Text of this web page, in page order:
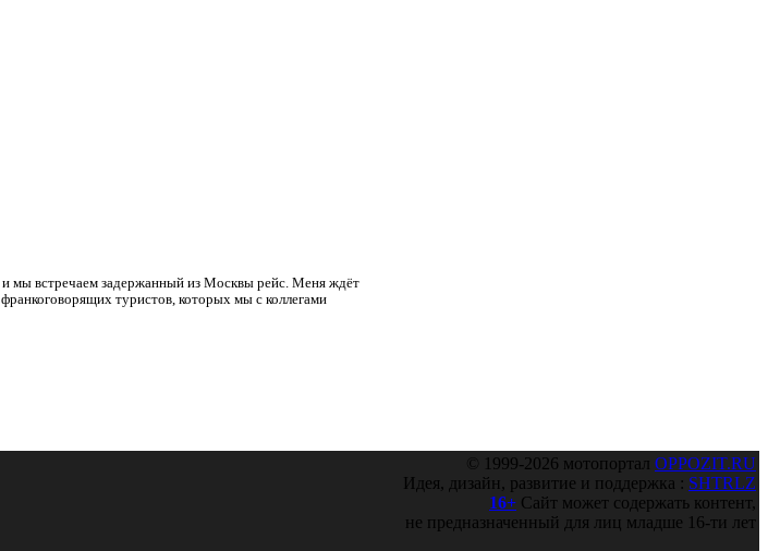
и мы встречаем задержанный из Москвы рейс. Меня ждёт
туристов, которых мы с коллегами
© 1999-2026 мотопортал OPPOZIT.RU
Идея, дизайн, развитие и поддержка : SHTRLZ
16+ Сайт может содержать контент,
не предназначенный для лиц младше 16-ти лет